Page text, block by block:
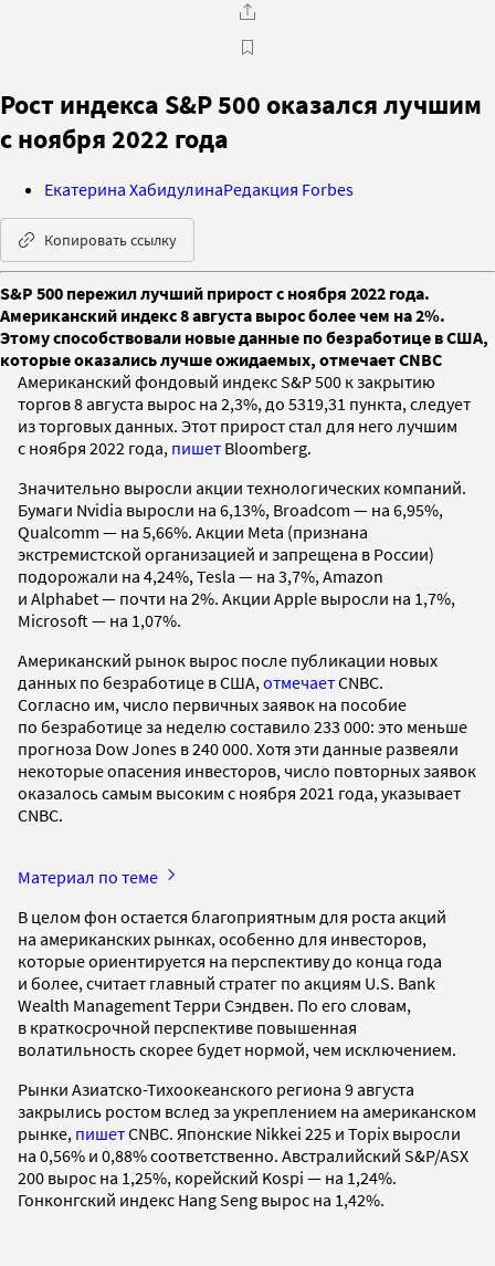
Рост индекса S&P 500 оказался лучшим
с ноября 2022 года
Екатерина ХабидулинаРедакция Forbes
Копировать ссылку
S&P 500 пережил лучший прирост с ноября 2022 года.
Американский индекс 8 августа вырос более чем на 2%.
Этому способствовали новые данные по безработице в США,
которые оказались лучше ожидаемых, отмечает CNBC
Американский фондовый индекс S&P 500 к закрытию
торгов 8 августа вырос на 2,3%, до 5319,31 пункта, следует
из торговых данных. Этот прирост стал для него лучшим
с ноября 2022 года, пишет Bloomberg.
Значительно выросли акции технологических компаний.
Бумаги Nvidia выросли на 6,13%, Broadcom — на 6,95%,
Qualcomm — на 5,66%. Акции Meta (признана
экстремистской организацией и запрещена в России)
подорожали на 4,24%, Tesla — на 3,7%, Amazon
и Alphabet — почти на 2%. Акции Apple выросли на 1,7%,
Microsoft — на 1,07%.
Американский рынок вырос после публикации новых
данных по безработице в США, отмечаетCNBC.
Согласно им, число первичных заявок на пособие
по безработице за неделю составило 233 000: это меньше
прогноза Dow Jones в 240 000. Хотя эти данные развеяли
некоторые опасения инвесторов, число повторных заявок
оказалось самым высоким с ноября 2021 года, указывает
CNBC.
Материал по теме
В целом фон остается благоприятным для роста акций
на американских рынках, особенно для инвесторов,
которые ориентируется на перспективу до конца года
и более, считает главный стратег по акциям U.S. Bank
Wealth Management Терри Сэндвен. По его словам,
в краткосрочной перспективе повышенная
волатильность скорее будет нормой, чем исключением.
Рынки Азиатско-Тихоокеанского региона 9 августа
закрылись ростом вслед за укреплением на американском
рынке, пишетCNBC. Японские Nikkei 225 и Topix выросли
на 0,56% и 0,88% соответственно. Австралийский S&P/ASX
200 вырос на 1,25%, корейский Kospi — на 1,24%.
Гонконгский индекс Hang Seng вырос на 1,42%.